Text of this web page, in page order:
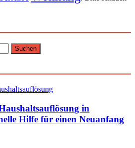
in
Hilfe für einen Neuanfang